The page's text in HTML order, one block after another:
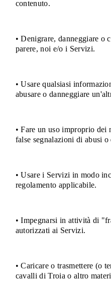
contenuto.
• Denigrare, danneggiare o
parere, noi e/o i Servizi.
• Usare qualsiasi
abusare o danneggiare
• Fare un uso improprio
false segnalazioni di abusi
• Usare i Servizi in modo
regolamento applicabile.
• Impegnarsi in attività di
autorizzati ai Servizi.
• Caricare o trasmettere (o
cavalli di Troia o altro